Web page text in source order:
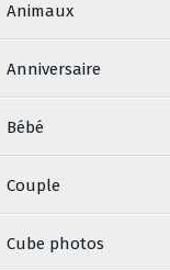
Animaux
Anniversaire
Bébé
Couple
Cube photos